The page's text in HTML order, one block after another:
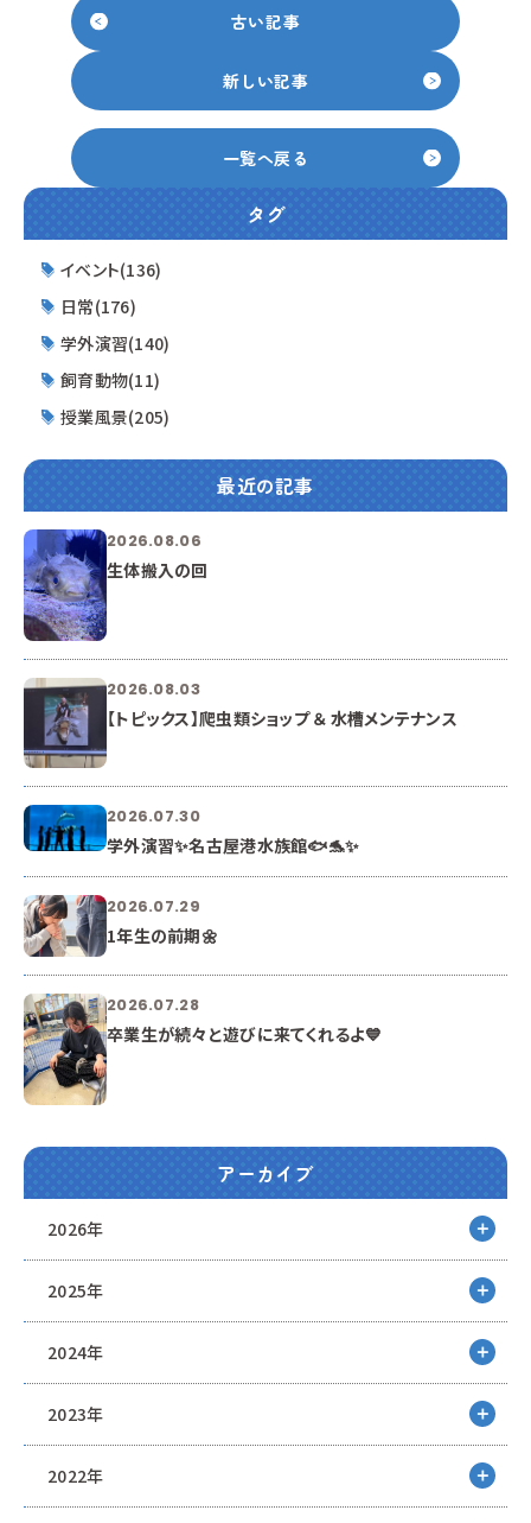
古い記事
新しい記事
一覧へ戻る
タグ
イベント(136)
日常(176)
学外演習(140)
飼育動物(11)
授業風景(205)
最近の記事
2026.08.06
生体搬入の回
2026.08.03
【トピックス】爬虫類ショップ ＆ 水槽メンテナンス
2026.07.30
学外演習✨名古屋港水族館🐟🐬✨
2026.07.29
1年生の前期🌼
2026.07.28
卒業生が続々と遊びに来てくれるよ💙
アーカイブ
2026年
2025年
2024年
2023年
2022年